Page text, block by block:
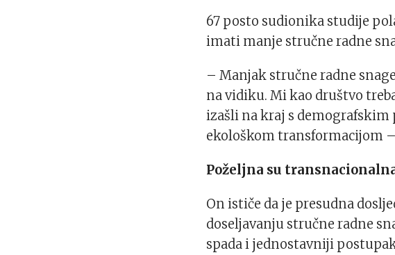
67 posto sudionika studije
imati manje stručne radne
– Manjak stručne radne
na vidiku. Mi kao društvo
izašli na kraj s
ekološkom transformacijom
Poželjna su
On ističe da je presudna
doseljavanju stručne radne
spada i jednostavniji